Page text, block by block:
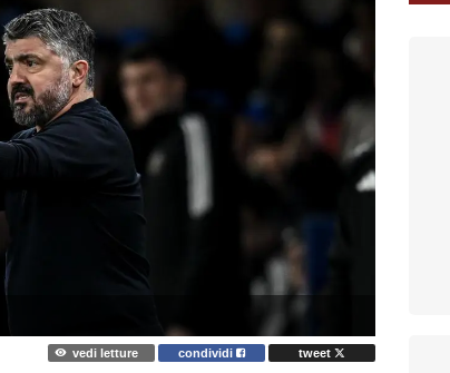
vedi letture condividi tweet